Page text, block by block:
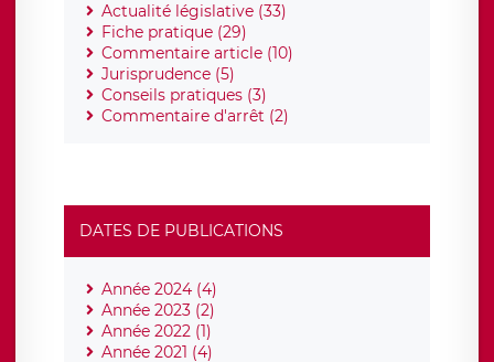
Actualité législative (33)
Fiche pratique (29)
Commentaire article (10)
Jurisprudence (5)
Conseils pratiques (3)
Commentaire d'arrêt (2)
DATES DE PUBLICATIONS
Année 2024 (4)
Année 2023 (2)
Année 2022 (1)
Année 2021 (4)